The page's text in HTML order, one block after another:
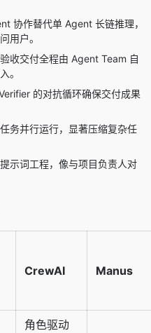
协作替代单 Agent 长链推理，
用户。
收交付全程由 Agent Team 自
。
的对抗循环确保交付成果
务并行运行，显著压缩复杂任
示词工程，像与项目负责人对
CrewAI Manus
角色驱动